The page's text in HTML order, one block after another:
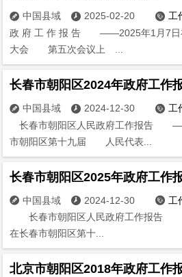
 中国县域  2025-02-20  工
政 府 工 作 报 告 ——2025年1月7日
大会 第五次会议上 ...
长春市朝阳区2024年政府工作
 中国县域  2024-12-30  工
长春市朝阳区人民政府工作报告
市朝阳区第十九届 人民代表...
长春市朝阳区2025年政府工作
 中国县域  2024-12-30  工
长春市朝阳区人民政府工作报
在长春市朝阳区第十...
北京市朝阳区2018年政府工作